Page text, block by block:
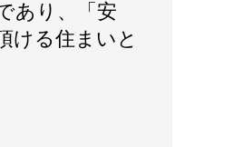
あり、「安
ける住まいと